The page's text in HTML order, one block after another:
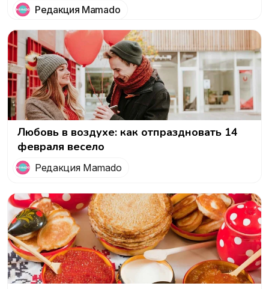
Редакция Mamado
Любовь в воздухе: как отпраздновать 14
февраля весело
Редакция Mamado